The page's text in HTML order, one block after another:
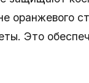
оранжевого
Это